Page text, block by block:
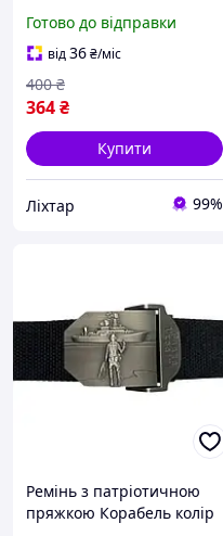
Готово до відправки
від36₴/міс
364₴
400 ₴
Купити
Ліхтар 99%
Ремінь з патріотичною
пряжкою Корабель колір